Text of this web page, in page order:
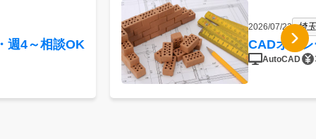
4～相談OK
2026/07/23 埼
CADオペ
AutoCAD